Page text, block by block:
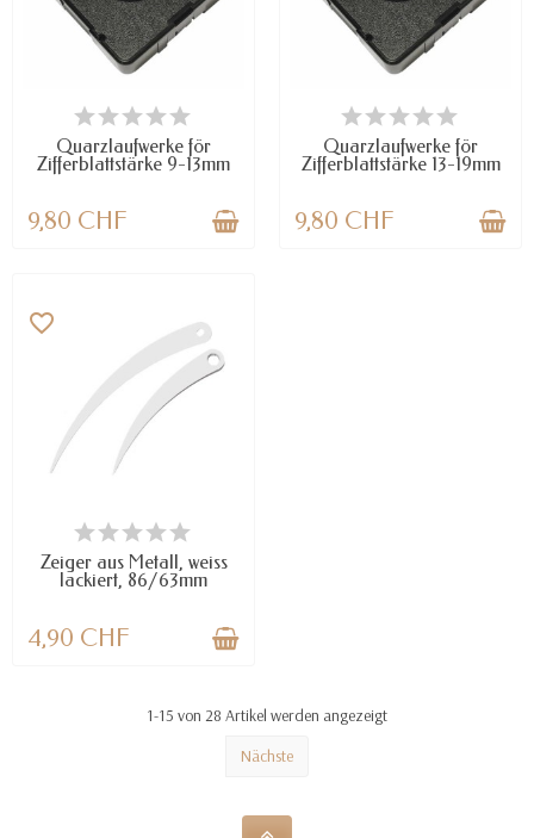
VERFÜGBAR
Quarzlaufwerke för
Zifferblattstärke 9-13mm
9,80 CHF
VERFÜGBAR
Quarzlaufwerke för
Zifferblattstärke 13-19mm
9,80 CHF
VERFÜGBAR
favorite_border
Zeiger aus Metall, weiss
lackiert, 86/63mm
4,90 CHF
1-15 von 28 Artikel werden angezeigt
Nächste